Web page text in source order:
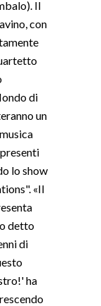
Il
con
di
un
lo show
«Il
detto
di
ha